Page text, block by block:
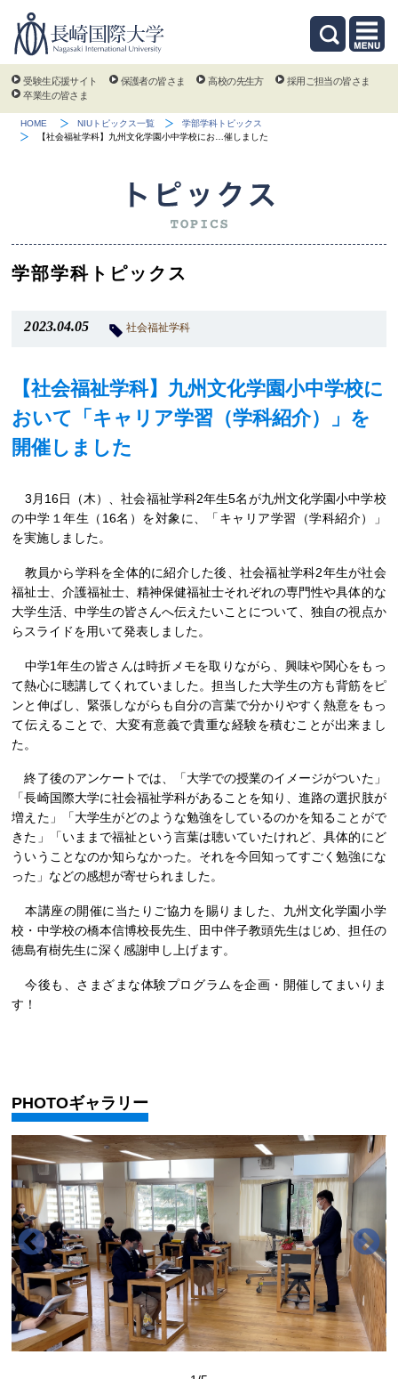
受験生応援サイト 保護者の皆さま 高校の先生方
採用ご担当の皆さま
卒業生の皆さま
HOME NIUトピックス一覧
学部学科トピックス
【社会福祉学科】九州文化学園小中学校にお…催しました
学部学科トピックス
2023.04.05 社会福祉学科
【社会福祉学科】九州文化学園小中学校に
おいて「キャリア学習（学科紹介）」を
開催しました
3月16日（木）、社会福祉学科2年生5名が九州文化学園小中学校
の中学１年生（16名）を対象に、「キャリア学習（学科紹介）」
を実施しました。
教員から学科を全体的に紹介した後、社会福祉学科2年生が社会
福祉士、介護福祉士、精神保健福祉士それぞれの専門性や具体的な
大学生活、中学生の皆さんへ伝えたいことについて、独自の視点か
らスライドを用いて発表しました。
中学1年生の皆さんは時折メモを取りながら、興味や関心をもっ
て熱心に聴講してくれていました。担当した大学生の方も背筋をピ
ンと伸ばし、緊張しながらも自分の言葉で分かりやすく熱意をもっ
て伝えることで、大変有意義で貴重な経験を積むことが出来まし
た。
終了後のアンケートでは、「大学での授業のイメージがついた」
「長崎国際大学に社会福祉学科があることを知り、進路の選択肢が
増えた」「大学生がどのような勉強をしているのかを知ることがで
きた」「いままで福祉という言葉は聴いていたけれど、具体的にど
ういうことなのか知らなかった。それを今回知ってすごく勉強にな
った」などの感想が寄せられました。
本講座の開催に当たりご協力を賜りました、九州文化学園小学
校・中学校の橋本信博校長先生、田中伴子教頭先生はじめ、担任の
徳島有樹先生に深く感謝申し上げます。
今後も、さまざまな体験プログラムを企画・開催してまいりま
す！
PHOTOギャラリー